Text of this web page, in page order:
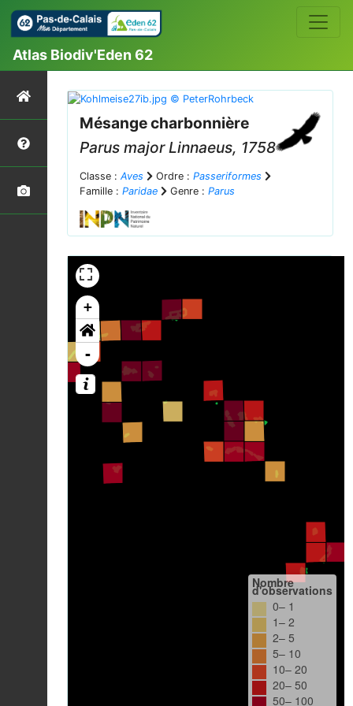
Atlas Biodiv'Eden 62
Mésange charbonnière
Parus majorLinnaeus, 1758
Classe : Aves Ordre : Passeriformes
Famille : Paridae Genre : Parus
+
-
Nombre
d'observations
0– 1
1– 2
2– 5
5– 10
10– 20
20– 50
50– 100